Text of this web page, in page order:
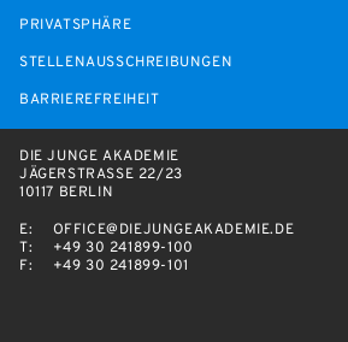
PRIVATSPHÄRE
STELLENAUSSCHREIBUNGEN
BARRIEREFREIHEIT
DIE JUNGE AKADEMIE
JÄGERSTRASSE 22/23
10117 BERLIN
E:
OFFICE@DIEJUNGEAKADEMIE.DE
T:
+49 30 241899-100
F:
+49 30 241899-101